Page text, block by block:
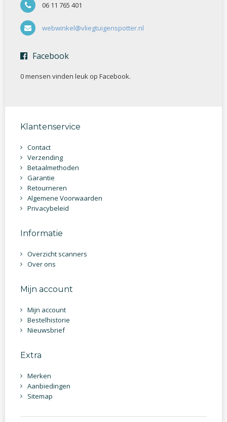
06 11 765 401
webwinkel@vliegtuigenspotter.nl
Facebook
0 mensen vinden leuk op Facebook.
Klantenservice
Contact
Verzending
Betaalmethoden
Garantie
Retourneren
Algemene Voorwaarden
Privacybeleid
Informatie
Overzicht scanners
Over ons
Mijn account
Mijn account
Bestelhistorie
Nieuwsbrief
Extra
Merken
Aanbiedingen
Sitemap